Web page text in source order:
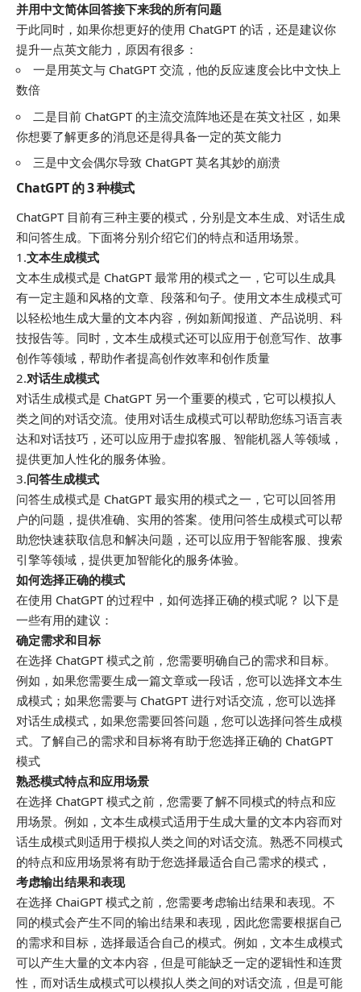
并用中文简体回答接下来我的所有问题
于此同时，如果你想更好的使用 ChatGPT 的话，还是建议你
提升一点英文能力，原因有很多：
一是用英文与 ChatGPT 交流，他的反应速度会比中文快上
数倍
二是目前 ChatGPT 的主流交流阵地还是在英文社区，如果
你想要了解更多的消息还是得具备一定的英文能力
三是中文会偶尔导致 ChatGPT 莫名其妙的崩溃
ChatGPT 的 3 种模式
ChatGPT 目前有三种主要的模式，分别是文本生成、对话生成
和问答生成。下面将分别介绍它们的特点和适用场景。
1.文本生成模式
文本生成模式是 ChatGPT 最常用的模式之一，它可以生成具
有一定主题和风格的文章、段落和句子。使用文本生成模式可
以轻松地生成大量的文本内容，例如新闻报道、产品说明、科
技报告等。同时，文本生成模式还可以应用于创意写作、故事
创作等领域，帮助作者提高创作效率和创作质量
2.对话生成模式
对话生成模式是 ChatGPT 另一个重要的模式，它可以模拟人
类之间的对话交流。使用对话生成模式可以帮助您练习语言表
达和对话技巧，还可以应用于虚拟客服、智能机器人等领域，
提供更加人性化的服务体验。
3.问答生成模式
问答生成模式是 ChatGPT 最实用的模式之一，它可以回答用
户的问题，提供准确、实用的答案。使用问答生成模式可以帮
助您快速获取信息和解决问题，还可以应用于智能客服、搜索
引擎等领域，提供更加智能化的服务体验。
如何选择正确的模式
在使用 ChatGPT 的过程中，如何选择正确的模式呢？ 以下是
一些有用的建议：
确定需求和目标
在选择 ChatGPT 模式之前，您需要明确自己的需求和目标。
例如，如果您需要生成一篇文章或一段话，您可以选择文本生
成模式；如果您需要与 ChatGPT 进行对话交流，您可以选择
对话生成模式，如果您需要回答问题，您可以选择问答生成模
式。了解自己的需求和目标将有助于您选择正确的 ChatGPT
模式
熟悉模式特点和应用场景
在选择 ChatGPT 模式之前，您需要了解不同模式的特点和应
用场景。例如，文本生成模式适用于生成大量的文本内容而对
话生成模式则适用于模拟人类之间的对话交流。熟悉不同模式
的特点和应用场景将有助于您选择最适合自己需求的模式，
考虑输出结果和表现
在选择 ChaiGPT 模式之前，您需要考虑输出结果和表现。不
同的模式会产生不同的输出结果和表现，因此您需要根据自己
的需求和目标，选择最适合自己的模式。例如，文本生成模式
可以产生大量的文本内容，但是可能缺乏一定的逻辑性和连贯
性，而对话生成模式可以模拟人类之间的对话交流，但是可能